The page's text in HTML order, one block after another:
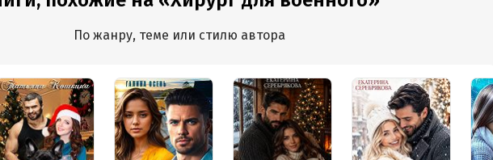
По жанру, теме или стилю автора